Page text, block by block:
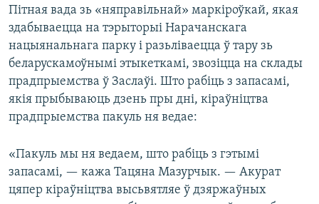
Пітная вада зь «няправільнай» маркіроўкай, якая
здабываецца на тэрыторыі Нарачанскага
нацыянальнага парку і разьліваецца ў тару зь
беларускамоўнымі этыкеткамі, звозіцца на склады
прадпрыемства ў Заслаўі. Што рабіць з запасамі,
якія прыбываюць дзень пры дні, кіраўніцтва
прадпрыемства пакуль ня ведае:
«Пакуль мы ня ведаем, што рабіць з гэтымі
запасамі, — кажа Тацяна Мазурчык. — Акурат
цяпер кіраўніцтва высьвятляе ў дзяржаўных